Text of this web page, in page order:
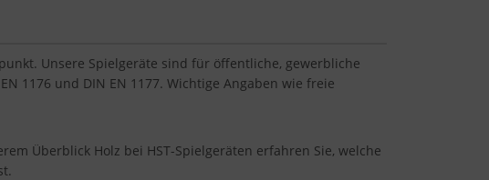
Unsere Spielgeräte sind für öffentliche, gewerbliche
1176 und DIN EN 1177. Wichtige Angaben wie freie
Überblick Holz bei HST-Spielgeräten erfahren Sie, welche